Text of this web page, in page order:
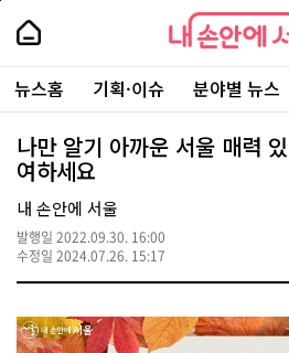
본
로
가
내
손
안
에
서
울
-
서
울
시
대
표
소
통
포
내
손
에
울
주
요
서
뉴스홈 기획·이슈 분야별 뉴스
나만 알기 아까운 서울 매력
여하세요
내 손안에 서울
발행일 2022.09.30. 16:00
수정일 2024.07.26. 15:17
페
상
단
로